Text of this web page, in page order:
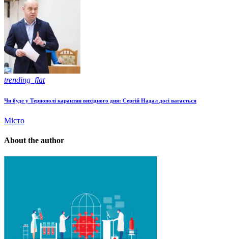
trending_flat
Чи буде у Тернополі карантин вихідного дня: Сергій Надал досі вагається
Місто
About the author